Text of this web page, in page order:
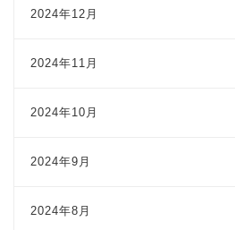
2024年12月
2024年11月
2024年10月
2024年9月
2024年8月